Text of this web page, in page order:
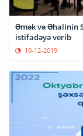
Əmək və Əhalinin
istifadəyə verib
10-12-2019